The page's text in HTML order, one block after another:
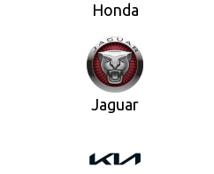
Honda
Jaguar